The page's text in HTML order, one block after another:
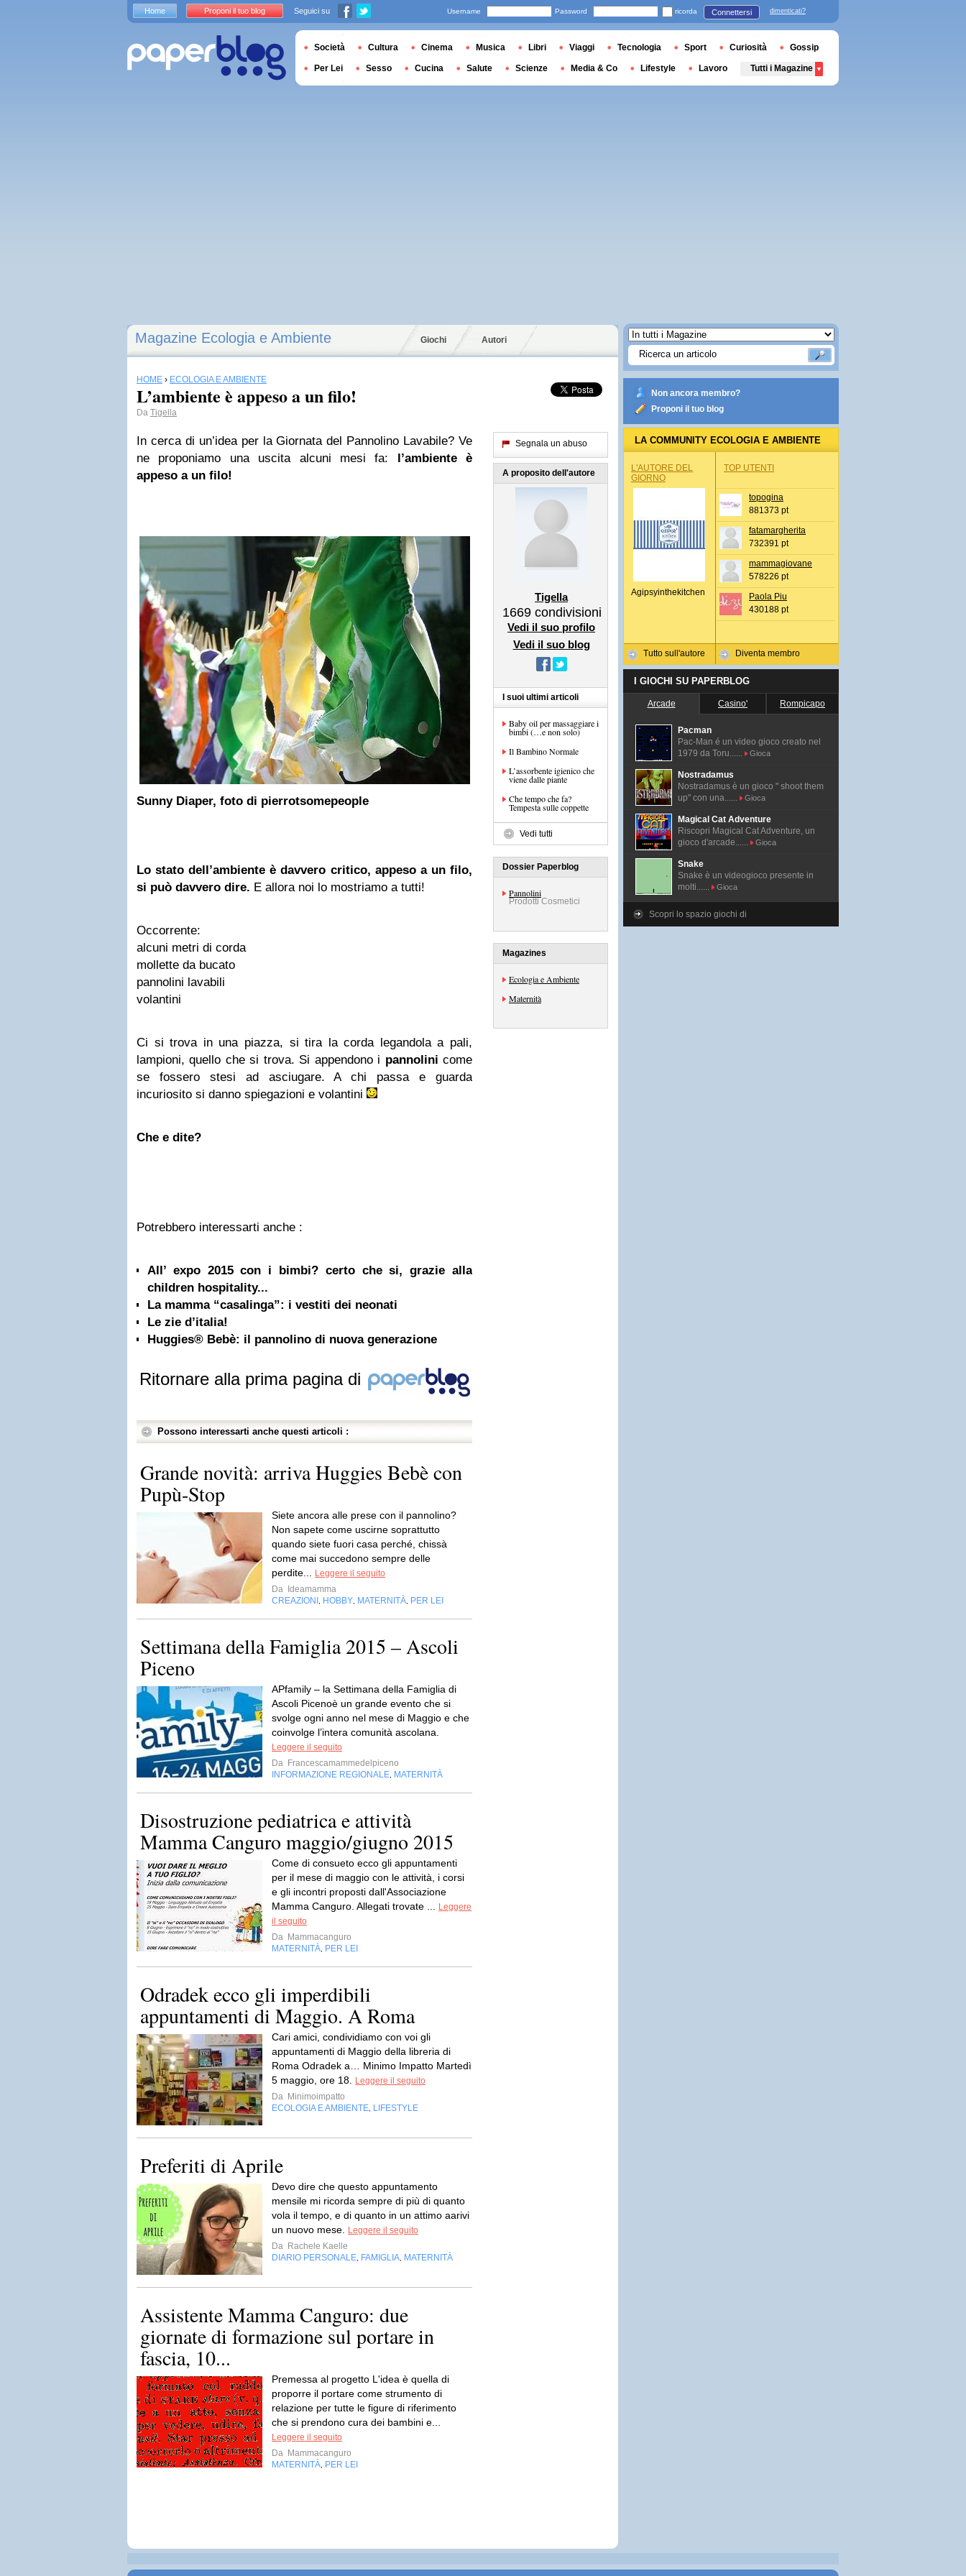
Magazine Ecologia e Ambiente Giochi Autori
HOME › ECOLOGIA E AMBIENTE
L’ambiente è appeso a un filo!
Da Tigella
In cerca di un’idea per la Giornata del Pannolino Lavabile? Ve
ne proponiamo una uscita alcuni mesi fa: l’ambiente è
appeso a un filo!
Sunny Diaper, foto di pierrotsomepeople
Lo stato dell’ambiente è davvero critico, appeso a un filo,
si può davvero dire. E allora noi lo mostriamo a tutti!
Occorrente:
alcuni metri di corda
mollette da bucato
pannolini lavabili
volantini
Ci si trova in una piazza, si tira la corda legandola a pali,
lampioni, quello che si trova. Si appendono i pannolini come
se fossero stesi ad asciugare. A chi passa e guarda
incuriosito si danno spiegazioni e volantini
Che e dite?
Potrebbero interessarti anche :
All’ expo 2015 con i bimbi? certo che si, grazie alla
children hospitality...
La mamma “casalinga”: i vestiti dei neonati
Le zie d’italia!
Huggies® Bebè: il pannolino di nuova generazione
Ritornare alla prima pagina di
Possono interessarti anche questi articoli :
Grande novità: arriva Huggies Bebè con
Pupù-Stop
Siete ancora alle prese con il pannolino?
Non sapete come uscirne soprattutto
quando siete fuori casa perché, chissà
come mai succedono sempre delle
perdite...
Leggere il seguito
Da
Ideamamma
CREAZIONI
HOBBY MATERNITÀ PER LEI
Settimana della Famiglia 2015 – Ascoli
Piceno
APfamily – la Settimana della Famiglia di
Ascoli Picenoè un grande evento che si
svolge ogni anno nel mese di Maggio e che
coinvolge l’intera comunità ascolana.
Leggere il seguito
Da Francescamammedelpiceno
INFORMAZIONE REGIONALE MATERNITÀ
Disostruzione pediatrica e attività
Mamma Canguro maggio/giugno 2015
Come di consueto ecco gli appuntamenti
per il mese di maggio con le attività, i corsi
e gli incontri proposti dall'Associazione
Mamma Canguro. Allegati trovate ...
Leggere
il seguito
Da Mammacanguro
MATERNITÀ PER LEI
Odradek ecco gli imperdibili
appuntamenti di Maggio. A Roma
Cari amici, condividiamo con voi gli
appuntamenti di Maggio della libreria di
Roma Odradek a… Minimo Impatto Martedì
5 maggio, ore 18.
Leggere il seguito
Da Minimoimpatto
ECOLOGIA E AMBIENTE LIFESTYLE
Preferiti di Aprile
Devo dire che questo appuntamento
mensile mi ricorda sempre di più di quanto
vola il tempo, e di quanto in un attimo aarivi
un nuovo mese.
Leggere il seguito
Da Rachele Kaelle
DIARIO PERSONALE FAMIGLIA MATERNITÀ
Assistente Mamma Canguro: due
giornate di formazione sul portare in
fascia, 10...
Premessa al progetto L'idea è quella di
proporre il portare come strumento di
relazione per tutte le figure di riferimento
che si prendono cura dei bambini e...
Leggere il seguito
Da Mammacanguro
MATERNITÀ PER LEI
Segnala un abuso
A proposito dell'autore
Tigella
1669 condivisioni
Vedi il suo profilo
Vedi il suo blog
I suoi ultimi articoli
Baby oil per massaggiare i
bimbi (…e non solo)
Il Bambino Normale
L’assorbente igienico che
viene dalle piante
Che tempo che fa?
Tempesta sulle coppette
Vedi tutti
Dossier Paperblog
Pannolini
Prodotti Cosmetici
Magazines
Ecologia e Ambiente
Maternità
Non ancora membro?
Proponi il tuo blog
LA COMMUNITY ECOLOGIA E AMBIENTE
L'AUTORE DEL
GIORNO
Agipsyinthekitchen
Tutto sull'autore
TOP UTENTI
topogina
881373 pt
fatamargherita
732391 pt
mammagiovane
578226 pt
Paola Piu
430188 pt
Diventa membro
I GIOCHI SU PAPERBLOG
Arcade Casino' Rompicapo
Pacman
Pac-Man é un video gioco creato nel
1979 da Toru......
Gioca
Nostradamus
Nostradamus è un gioco " shoot them
up" con una......
Gioca
Magical Cat Adventure
Riscopri Magical Cat Adventure, un
gioco d'arcade......
Gioca
Snake
Snake è un videogioco presente in
molti......
Gioca
Scopri lo spazio giochi di
Home Proponi il tuo blog Seguici su Username Password ricorda Connettersi dimenticati?
Società Cultura Cinema Musica Libri Viaggi Tecnologia Sport Curiosità Gossip
Per Lei Sesso Cucina Salute Scienze Media & Co Lifestyle Lavoro Tutti i Magazine